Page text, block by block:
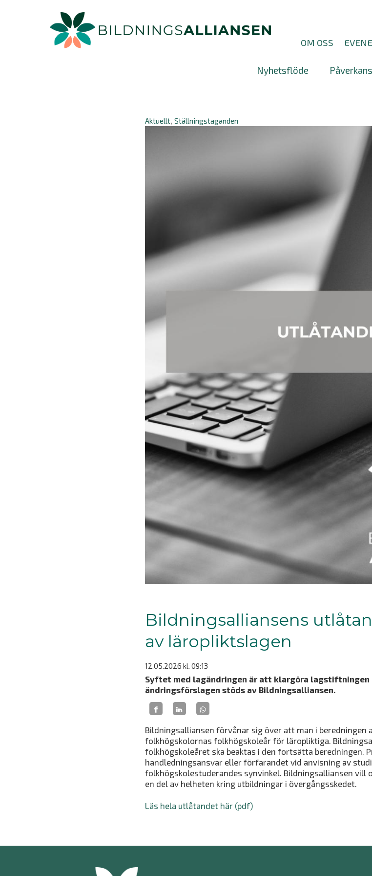
OM OSS
Nyhetsflöde
Aktuellt Ställningstaganden
Bildningsalliansens
av läropliktslagen
12.05.2026 kl. 09:13
Syftet med lagändringen är att klargöra lagstiftningen
ändringsförslagen stöds av Bildningsalliansen.
Bildningsalliansen förvånar sig över att man i
folkhögskolornas folkhögskoleår för läropliktiga.
folkhögskoleåret ska beaktas i den fortsätta beredningen.
handledningsansvar eller förfarandet vid anvisning av
folkhögskolestuderandes synvinkel. Bildningsalliansen vill
en del av helheten kring utbildningar i övergångsskedet.
Läs hela utlåtandet här (pdf)